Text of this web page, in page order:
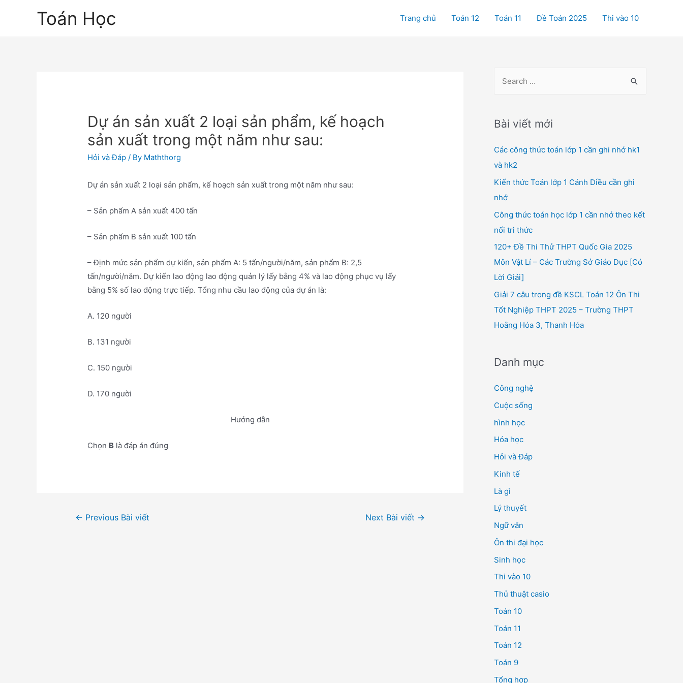
Toán Học Trang chủ Toán 12 Toán 11 Đề Toán 2025 Thi vào 10
Dự án sản xuất 2 loại sản phẩm, kế hoạch
sản xuất trong một năm như sau:
Hỏi và Đáp / By Maththorg
Dự án sản xuất 2 loại sản phẩm, kế hoạch sản xuất trong một năm như sau:
– Sản phẩm A sản xuất 400 tấn
– Sản phẩm B sản xuất 100 tấn
– Định mức sản phẩm dự kiến, sản phẩm A: 5 tấn/người/năm, sản phẩm B: 2,5
tấn/người/năm. Dự kiến lao động lao động quản lý lấy bằng 4% và lao động phục vụ lấy
bằng 5% số lao động trực tiếp. Tổng nhu cầu lao động của dự án là:
A. 120 người
B. 131 người
C. 150 người
D. 170 người
Hướng dẫn
Chọn B là đáp án đúng
Điều← Previous Bài viết Next Bài viết →
r
h
f
o
r
:
Bài viết mới
Các công thức toán lớp 1 cần ghi nhớ hk1
và hk2
Kiến thức Toán lớp 1 Cánh Diều cần ghi
nhớ
Công thức toán học lớp 1 cần nhớ theo kết
nối tri thức
120+ Đề Thi Thử THPT Quốc Gia 2025
Môn Vật Lí – Các Trường Sở Giáo Dục [Có
Lời Giải]
Giải 7 câu trong đề KSCL Toán 12 Ôn Thi
Tốt Nghiệp THPT 2025 – Trường THPT
Hoằng Hóa 3, Thanh Hóa
Danh mục
Công nghệ
Cuộc sống
hình học
Hóa học
Hỏi và Đáp
Kinh tế
Là gì
Lý thuyết
Ngữ văn
Ôn thi đại học
Sinh học
Thi vào 10
Thủ thuật casio
Toán 10
Toán 11
Toán 12
Toán 9
Tổng hợp